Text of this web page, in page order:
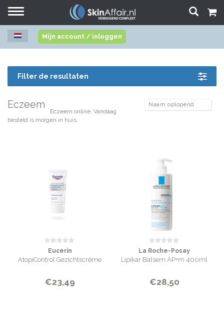
Toggle
Mijn account / inloggen
Filter de resultaten
Eczeem
Eczeem online. Vandaag
besteld is morgen in huis.
Eucerin
AtopiControl Gezichtscrème
€23,49
La Roche-Posay
Lipikar Balsem AP+m 400ml
€28,50